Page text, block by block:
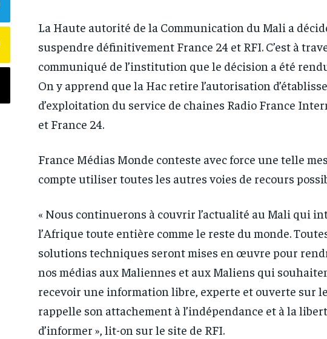
La Haute autorité de la Communication du Mali a
suspendre définitivement France 24 et RFI. C’est à
communiqué de l’institution que le décision a été
On y apprend que la Hac retire l’autorisation
d’exploitation du service de chaines Radio France
et France 24.
France Médias Monde conteste avec force une telle
compte utiliser toutes les autres voies de recours
« Nous continuerons à couvrir l’actualité au Mali qui
l’Afrique toute entière comme le reste du monde.
solutions techniques seront mises en œuvre pour
nos médias aux Maliennes et aux Maliens qui
recevoir une information libre, experte et ouverte sur
rappelle son attachement à l’indépendance et à la
d’informer », lit-on sur le site de RFI.